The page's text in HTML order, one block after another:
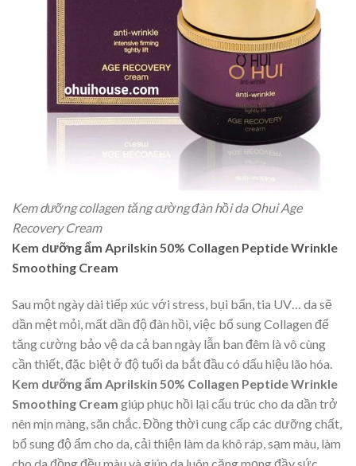
Kem dưỡng collagen tăng cường đàn hồi da Ohui Age
Recovery Cream
Kem dưỡng ẩm Aprilskin 50% Collagen Peptide Wrinkle
Smoothing Cream
Sau một ngày dài tiếp xúc với stress, bụi bẩn, tia UV… da sẽ
dần mệt mỏi, mất dần độ đàn hồi, việc bổ sung Collagen để
tăng cường bảo vệ da cả ban ngày lẫn ban đêm là vô cùng
cần thiết, đặc biệt ở độ tuổi da bắt đầu có dấu hiệu lão hóa.
Kem dưỡng ẩm Aprilskin 50% Collagen Peptide Wrinkle
Smoothing Cream giúp phục hồi lại cấu trúc cho da dần trở
nên mịn màng, săn chắc. Đồng thời cung cấp các dưỡng chất,
bổ sung độ ẩm cho da, cải thiện làm da khô ráp, sạm màu, làm